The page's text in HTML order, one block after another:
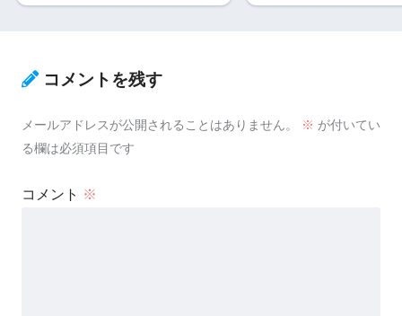
コメントを残す
メールアドレスが公開されることはありません。 ※ が付いてい
る欄は必須項目です
コメント ※